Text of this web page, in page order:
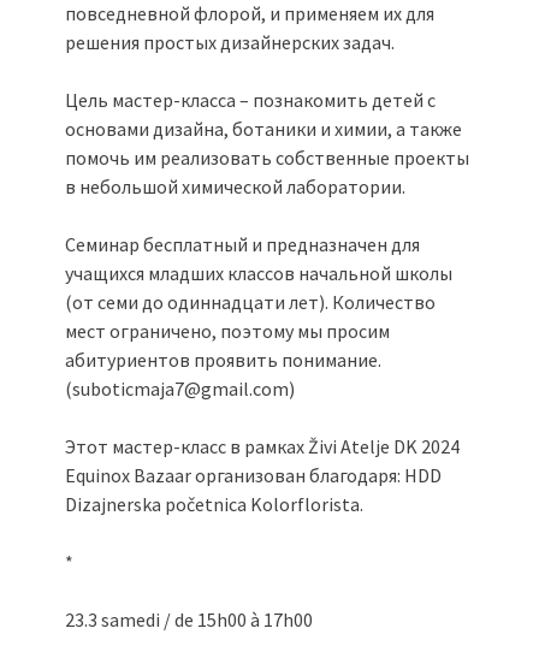
повседневной флорой, и применяем их для
решения простых дизайнерских задач.
Цель мастер-класса – познакомить детей с
основами дизайна, ботаники и химии, а также
помочь им реализовать собственные проекты
в небольшой химической лаборатории.
Семинар бесплатный и предназначен для
учащихся младших классов начальной школы
(от семи до одиннадцати лет). Количество
мест ограничено, поэтому мы просим
абитуриентов проявить понимание.
(suboticmaja7@gmail.com)
Этот мастер-класс в рамках Živi Atelje DK 2024
Equinox Bazaar организован благодаря: HDD
Dizajnerska početnica Kolorflorista.
*
23.3 samedi / de 15h00 à 17h00